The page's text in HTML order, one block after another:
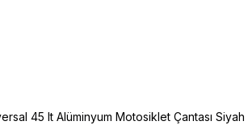
45 lt Alüminyum Motosiklet Çantası Siyah